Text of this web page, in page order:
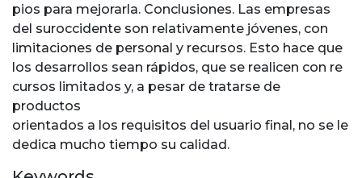
pios para mejorarla. Conclusiones. Las empresas
del suroccidente son relativamente jóvenes, con
limitaciones de personal y recursos. Esto hace que
los desarrollos sean rápidos, que se realicen con re
cursos limitados y, a pesar de tratarse de
productos
orientados a los requisitos del usuario final, no se le
dedica mucho tiempo su calidad.